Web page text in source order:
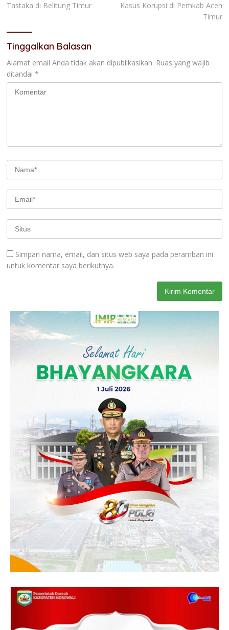
Tastaka di Belitung Timur
Kasus Korupsi di Pemkab Aceh
Timur
Tinggalkan Balasan
Alamat email Anda tidak akan dipublikasikan. Ruas yang wajib
ditandai *
Simpan nama, email, dan situs web saya pada peramban ini
untuk komentar saya berikutnya.